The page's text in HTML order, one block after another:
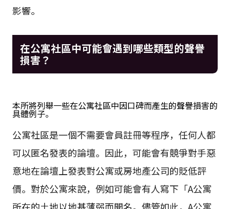
影響。
在公寓社區中可能會遇到哪些類型的聲譽
損害？
本所將列舉一些在公寓社區中因口碑而產生的聲譽損害的
具體例子。
公寓社區是一個不需要會員註冊等程序，任何人都
可以匿名發表的論壇。因此，可能會有競爭對手惡
意地在論壇上發表對公寓或房地產公司的貶低評
價。對於公寓來說，例如可能會有人寫下「A公寓